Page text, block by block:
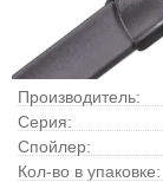
Производитель:
Серия:
Спойлер:
Кол-во в упаковке: